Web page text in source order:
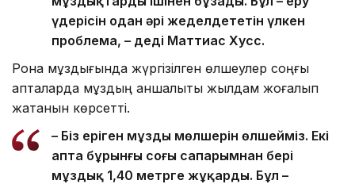
үдерісін одан әрі жеделдететін үлкен
проблема, – деді Маттиас Хусс.
Рона мұздығында жүргізілген өлшеулер соңғы
апталарда мұздың қаншалықты жылдам жоғалып
жатқанын көрсетті.
– Біз еріген мұздың мөлшерін өлшейміз. Екі
апта бұрынғы соңғы сапарымнан бері
мұздық 1,40 метрге жұқарды. Бұл –